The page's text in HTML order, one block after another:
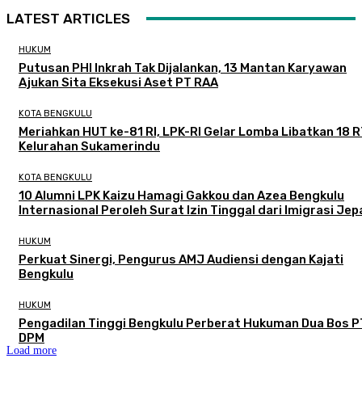
LATEST ARTICLES
HUKUM
Putusan PHI Inkrah Tak Dijalankan, 13 Mantan Karyawan
Ajukan Sita Eksekusi Aset PT RAA
KOTA BENGKULU
Meriahkan HUT ke-81 RI, LPK-RI Gelar Lomba Libatkan 18
Kelurahan Sukamerindu
KOTA BENGKULU
‎10 Alumni LPK Kaizu Hamagi Gakkou dan Azea Bengkulu
Internasional Peroleh Surat Izin Tinggal dari Imigrasi
HUKUM
Perkuat Sinergi, Pengurus AMJ Audiensi dengan Kajati
Bengkulu
HUKUM
Pengadilan Tinggi Bengkulu Perberat Hukuman Dua Bos
DPM
Load more